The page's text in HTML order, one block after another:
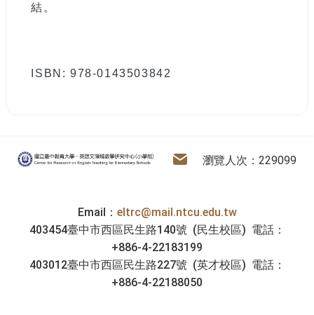
結。
ISBN: 978-0143503842
::: 瀏覽人次：229099
英語文領域教學研究中心
電子信箱
Email： eltrc@mail.ntcu.edu.tw
403454臺中市西區民生路140號 (民生校區) 電話：
+886-4-22183199
403012臺中市西區民生路227號 (英才校區) 電話：
+886-4-22188050